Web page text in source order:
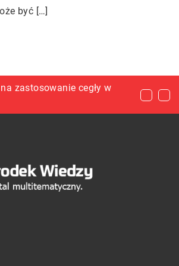
być […]
pierwszym treningiem na
zastosowanie cegły w
świetny wynalazek naszych